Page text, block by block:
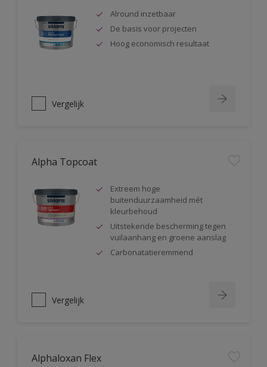
Alround inzetbaar
De basis voor projecten
Hoog economisch resultaat
Vergelijk
Alpha Topcoat
Extreem hoge
buitenduurzaamheid mét
kleurbehoud
Uitstekende bescherming tegen
vuilaanhang en groene aanslag
Carbonatatieremmend
Vergelijk
Alphaloxan Flex